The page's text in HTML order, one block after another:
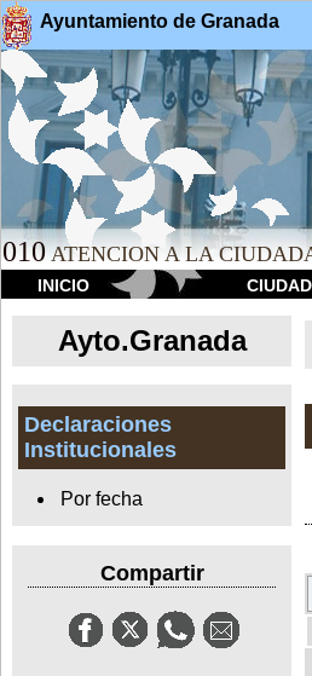
Ayuntamiento de Granada
010 ATENCION A LA
INICIO CIUDAD
Ayto.Granada
Declaraciones
Institucionales
Por fecha
Compartir